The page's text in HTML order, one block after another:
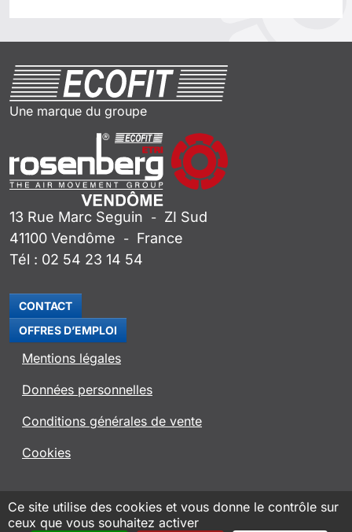
Une marque du groupe
13 Rue Marc Seguin - ZI Sud
41100 Vendôme - France
Tél : 02 54 23 14 54
CONTACT
OFFRES D’EMPLOI
Mentions légales
Données personnelles
Conditions générales de vente
Cookies
SITE ROSENBERG VENTILATOREN
APPLI ROVENT
Ce site utilise des cookies et vous donne le contrôle sur
ceux que vous souhaitez activer